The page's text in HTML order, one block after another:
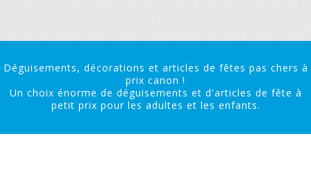
Déguisements, décorations et articles de fêtes pas chers à
prix canon !
Un choix énorme de déguisements et d'articles de fête à
petit prix pour les adultes et les enfants.